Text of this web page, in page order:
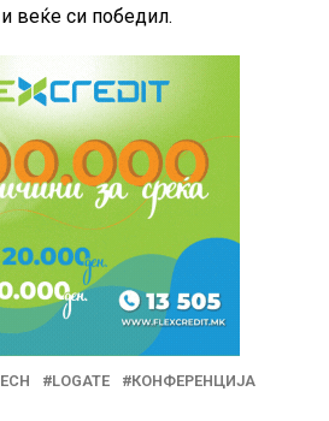
веќе си победил.
LOGATE
КОНФЕРЕНЦИЈА